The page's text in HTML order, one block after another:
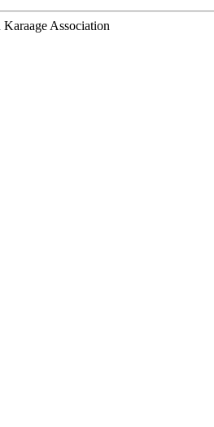
Karaage Association